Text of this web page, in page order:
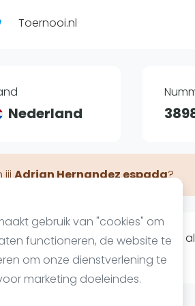
gebruik van "cookies" om
functioneren, de website te
om onze dienstverlening te
marketing doeleindes.
Toernooi.nl
Nederland
jijAdrian Hernandez espada?
dit moment hebben we nog niet
oppadelgids.nl.